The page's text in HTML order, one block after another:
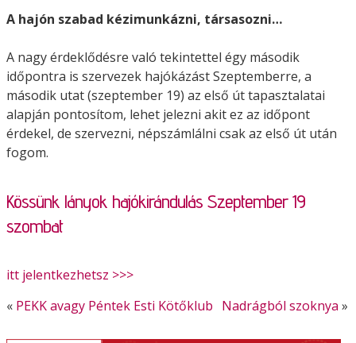
A hajón szabad kézimunkázni, társasozni…
A nagy érdeklődésre való tekintettel égy második
időpontra is szervezek hajókázást Szeptemberre, a
második utat (szeptember 19) az első út tapasztalatai
alapján pontosítom, lehet jelezni akit ez az időpont
érdekel, de szervezni, népszámlálni csak az első út után
fogom.
Kössünk lányok hajókirándulás Szeptember 19
szombat
itt jelentkezhetsz >>>
« PEKK avagy Péntek Esti Kötőklub Nadrágból szoknya »